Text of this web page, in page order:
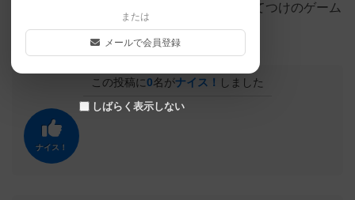
す。みんなでわいわい盛り上がるにはうってつけのゲーム
だと思います。
この投稿に0名がナイス！ しました
ナイス！
または
メールで会員登録
しばらく表示しない